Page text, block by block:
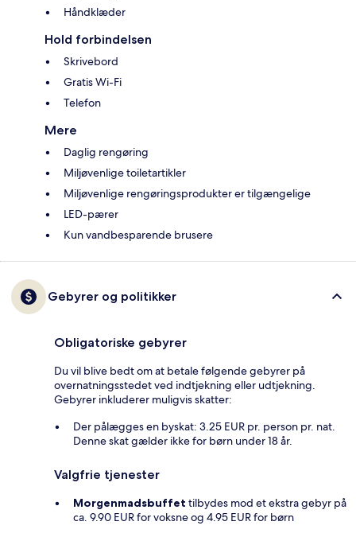
Håndklæder
Hold forbindelsen
Skrivebord
Gratis Wi-Fi
Telefon
Mere
Daglig rengøring
Miljøvenlige toiletartikler
Miljøvenlige rengøringsprodukter er tilgængelige
LED-pærer
Kun vandbesparende brusere
Gebyrer og politikker
Obligatoriske gebyrer
Du vil blive bedt om at betale følgende gebyrer på
overnatningsstedet ved indtjekning eller udtjekning.
Gebyrer inkluderer muligvis skatter:
Der pålægges en byskat: 3.25 EUR pr. person pr. nat.
Denne skat gælder ikke for børn under 18 år.
Valgfrie tjenester
Morgenmadsbuffet tilbydes mod et ekstra gebyr på
ca. 9.90 EUR for voksne og 4.95 EUR for børn